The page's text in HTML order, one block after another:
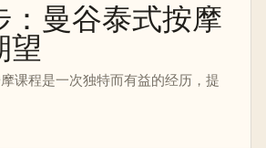
：曼谷泰式按摩
望
课程是一次独特而有益的经历，提